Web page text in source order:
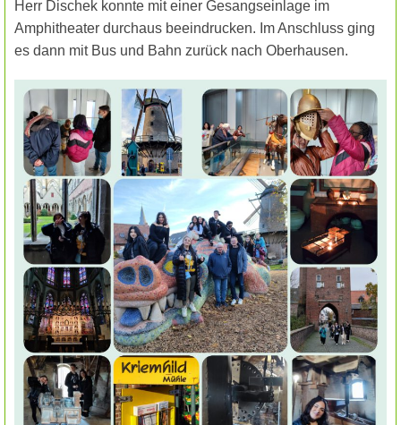
Herr Dischek konnte mit einer Gesangseinlage im
Amphitheater durchaus beeindrucken. Im Anschluss ging
es dann mit Bus und Bahn zurück nach Oberhausen.